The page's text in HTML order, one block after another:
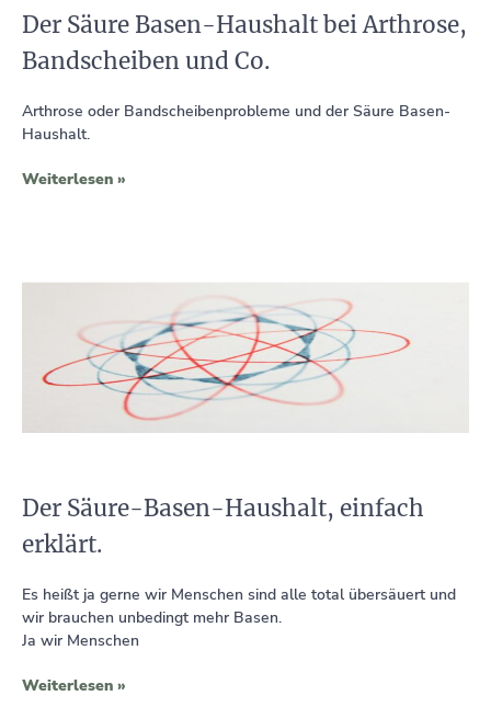
Der Säure Basen-Haushalt bei Arthrose,
Bandscheiben und Co.
Arthrose oder Bandscheibenprobleme und der Säure Basen-
Haushalt.
Weiterlesen »
Der Säure-Basen-Haushalt, einfach
erklärt.
Es heißt ja gerne wir Menschen sind alle total übersäuert und
wir brauchen unbedingt mehr Basen.
Ja wir Menschen
Weiterlesen »